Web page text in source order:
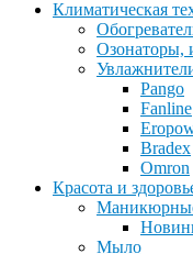
Климатическая
Озонаторы,
Pango
Fanline
Bradex
Omron
Красота и
Мыло